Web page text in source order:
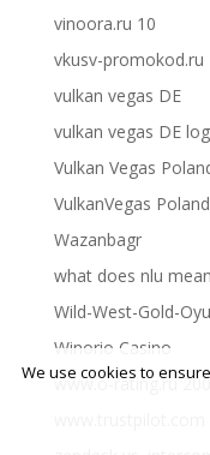
vinoora.ru 10
vkusv-promokod.ru
vulkan vegas DE
vulkan vegas DE
Vulkan Vegas
VulkanVegas Poland
Wazanbagr
what does nlu
Wild-West-Gold-
Winorio Casino
www.o-rating.ru 200
We use cookies to